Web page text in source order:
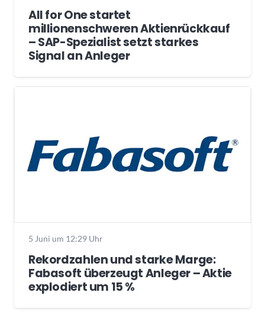
All for One startet
millionenschweren Aktienrückkauf
– SAP-Spezialist setzt starkes
Signal an Anleger
5 Juni um 12:29 Uhr
Rekordzahlen und starke Marge:
Fabasoft überzeugt Anleger – Aktie
explodiert um 15 %